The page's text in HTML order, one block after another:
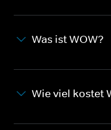
Was ist WOW?
Wie viel kostet